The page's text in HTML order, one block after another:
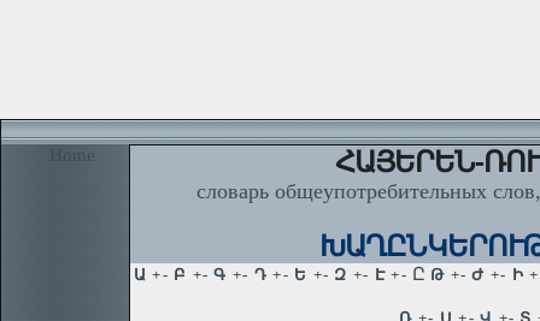
Home ՀԱՅԵՐԵՆ-
словарь общеупотребительных